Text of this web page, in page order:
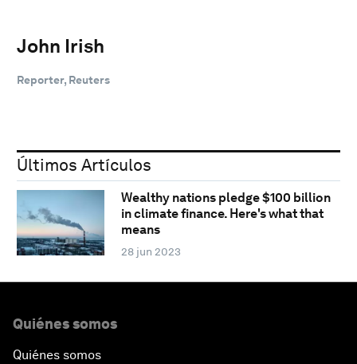
John Irish
Reporter, Reuters
Últimos Artículos
Wealthy nations pledge $100 billion
in climate finance. Here's what that
means
28 jun 2023
Quiénes somos
Quiénes somos